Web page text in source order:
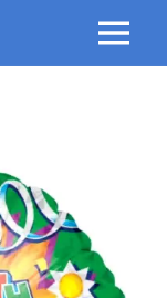
Menu